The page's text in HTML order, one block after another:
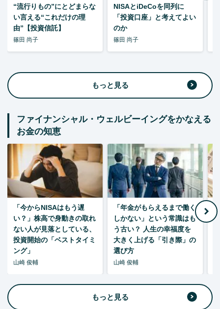
“流行りもの”にとどまらな
い言える“これだけの理
由”【投資信託】
篠田 尚子
NISAとiDeCoを同列に
「投資口座」と考えてよい
のか
篠田 尚子
もっと見る
ファイナンシャル・ウェルビーイングをかなえる
お金の知恵
「今からNISAはもう遅
い？」株高で身動きの取れ
ない人が見落としている、
投資開始の「ベストタイミ
ング」
山崎 俊輔
「年金がもらえるまで働く
しかない」という常識はも
う古い？ 人生の幸福度を
大きく上げる「引き際」の
選び方
山崎 俊輔
もっと見る